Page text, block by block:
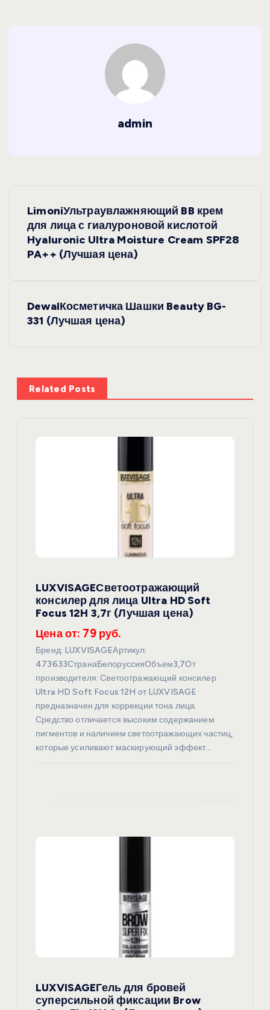
admin
ц
и
LimoniУльтраувлажняющий BB крем
для лица с гиалуроновой кислотой
Hyaluronic Ultra Moisture Cream SPF28
PA++ (Лучшая цена)
DewalКосметичка Шашки Beauty BG-
331 (Лучшая цена)
Related Posts
LUXVISAGEСветоотражающий
консилер для лица Ultra HD Soft
Focus 12H 3,7г (Лучшая цена)
Цена от: 79 руб.
Бренд: LUXVISAGEАртикул:
473633СтранаБелоруссияОбъем3,7От
производителя: Светоотражающий консилер
Ultra HD Soft Focus 12H от LUXVISAGE
предназначен для коррекции тона лица.
Средство отличается высоким содержанием
пигментов и наличием светоотражающих частиц,
которые усиливают маскирующий эффект…
LUXVISAGEГель для бровей
суперсильной фиксации Brow